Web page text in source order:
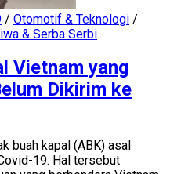
/ Otomotif & Teknologi /
& Serba Serbi
Vietnam yang
Dikirim ke
buah kapal (ABK) asal
19. Hal tersebut